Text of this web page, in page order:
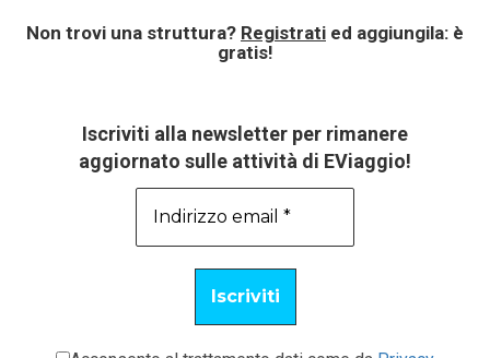
Non trovi una struttura? Registrati ed aggiungila: è
gratis!
Iscriviti alla newsletter per rimanere
aggiornato sulle attività di EViaggio!